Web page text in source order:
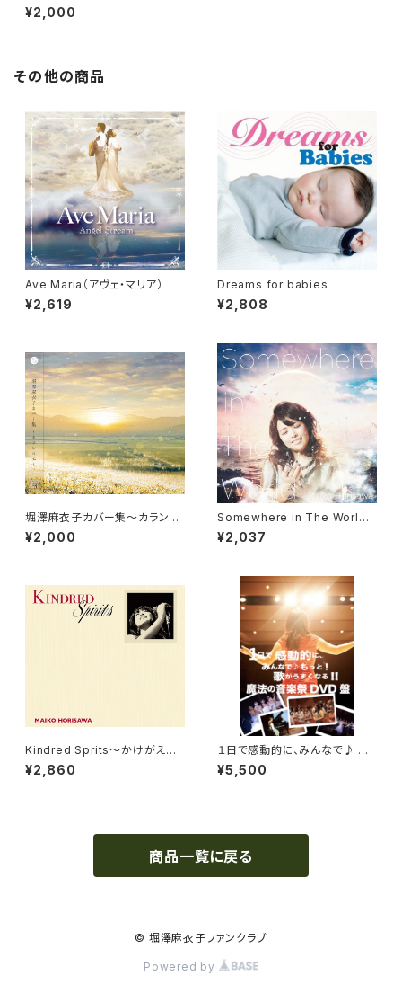
¥2,000
その他の商品
Ave Maria（アヴェ・マリア）
¥2,619
Dreams for babies
¥2,808
堀澤麻衣子カバー集〜カランコ
エ〜 [CD]
¥2,000
Somewhere in The World
[CD]
¥2,037
Kindred Sprits〜かけがえの
ないもの〜通常盤 [CD]
¥2,860
１日で感動的に、みんなで♪ も
っと！歌がうまくなる！！魔法の音
楽祭 ＤＶＤ
¥5,500
商品一覧に戻る
© 堀澤麻衣子ファンクラブ
Powered by